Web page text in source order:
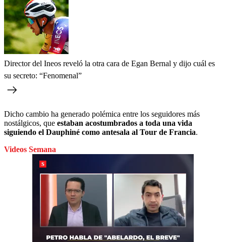
Director del Ineos reveló la otra cara de Egan Bernal y dijo cuál es
su secreto: “Fenomenal”
Dicho cambio ha generado polémica entre los seguidores más
nostálgicos, que estaban acostumbrados a toda una vida
siguiendo el Dauphiné como antesala al Tour de Francia.
Videos Semana